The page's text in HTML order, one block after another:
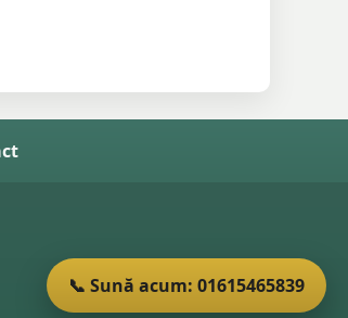
📞 Sună acum: 01615465839